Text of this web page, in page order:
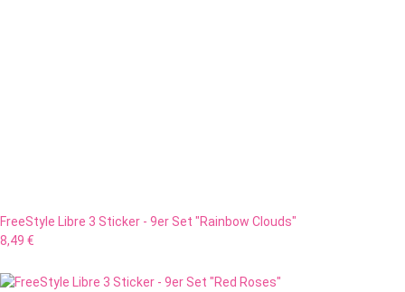
FreeStyle Libre 3 Sticker - 9er Set "Rainbow Clouds"
8,49 €